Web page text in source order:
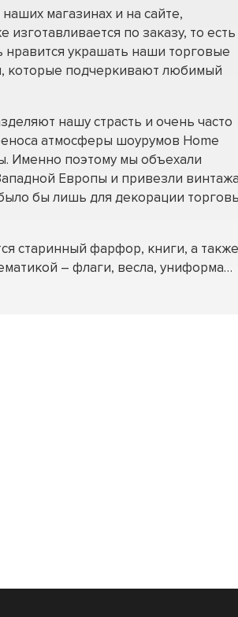
магазинах и на сайте,
по заказу, то есть
украшать наши торговые
которые подчеркивают любимый
нашу страсть и очень часто
атмосферы шоурумов Home
Именно поэтому мы объехали
Европы и привезли винтажа
бы лишь для декорации
старинный фарфор, книги, а также
– флаги, весла, униформа…